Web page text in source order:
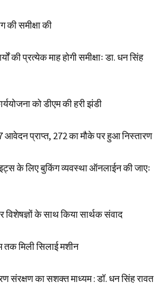
की समीक्षा की
की प्रत्येक माह होगी समीक्षाः डा. धन सिंह
को डीएम की हरी झंडी
आवेदन प्राप्त, 272 का मौके पर हुआ निस्तारण
के लिए बुकिंग व्यवस्था ऑनलाईन की जाएः
विशेषज्ञों के साथ किया सार्थक संवाद
तक मिली सिलाई मशीन
संरक्षण का सशक्त माध्यम : डॉ. धन सिंह रावत